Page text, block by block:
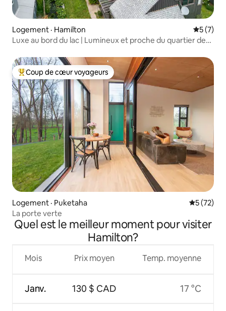
Logement · Hamilton Note
5 (7)
Luxe au bord du lac | Lumineux et proche du quartier des
Coup de cœur voyageurs parmi les plus aimés
Coup de cœur voyageurs
Logement · Puketaha Note
5 (72)
La porte verte
Quel est le meilleur moment pour visiter
Hamilton?
Mois
Janv.
Prix moyen
130 $ CAD
Temp. moyenne
17 °C